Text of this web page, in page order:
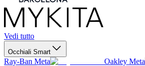
Vedi tutto
Occhiali Smart
Ray-Ban Meta Oakley Meta